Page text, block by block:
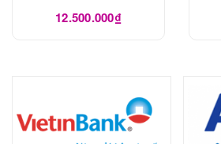
LHD1182
12.500.000₫